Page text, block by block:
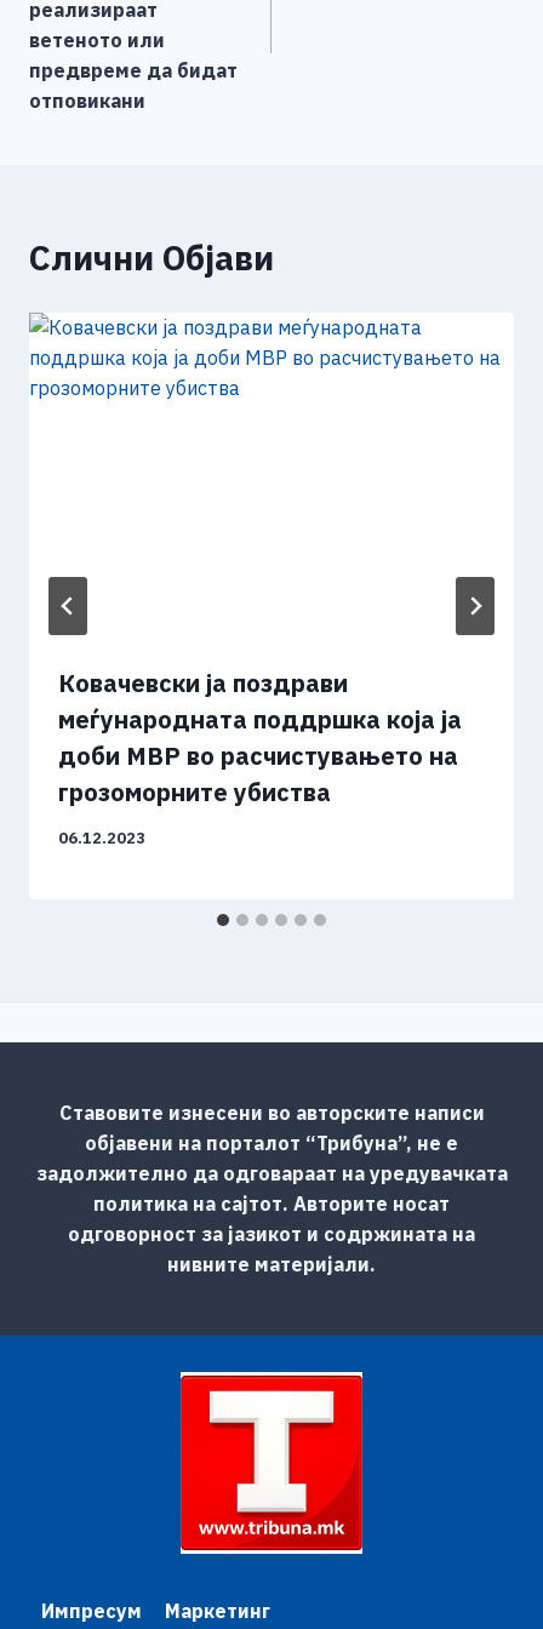
k
реализираат
ветеното или
предвреме да бидат
отповикани
Слични Објави
Ковачевски ја поздрави
меѓународната поддршка која ја
доби МВР во расчистувањето на
грозоморните убиства
06.12.2023
Ставовите изнесени во авторските написи
објавени на порталот “Трибуна”, не е
задолжително да одговараат на уредувачката
политика на сајтот. Авторите носат
одговорност за јазикот и содржината на
нивните материјали.
Импресум Маркетинг